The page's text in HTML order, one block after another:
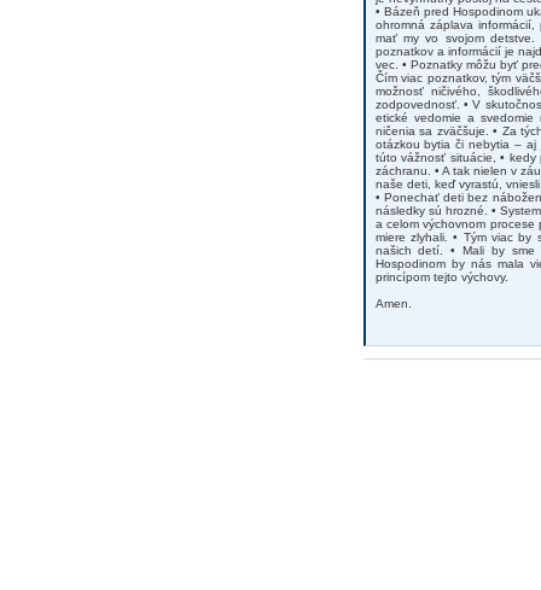
• Bázeň pred Hospodinom
ohromná záplava
mať my vo svojom
poznatkov a informácií je
vec. • Poznatky môžu byť
Čím viac poznatkov, tým
možnosť ničivého,
zodpovednosť. • V
etické vedomie a
ničenia sa zväčšuje. • Za
otázkou bytia či nebytia – aj
túto vážnosť situácie, •
záchranu. • A tak nielen v
naše deti, keď vyrastú,
• Ponechať deti bez
následky sú hrozné. •
a celom výchovnom
miere zlyhali. • Tým viac
našich detí. • Mali by sme
Hospodinom by nás mala
princípom tejto výchovy.
Amen.